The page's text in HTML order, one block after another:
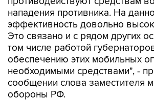
нападения противника. На
эффективность довольно
Это связано и с рядом других
том числе работой
обеспечению этих мобильных
необходимыми средствами", -
сообщении слова заместителя
обороны РФ.